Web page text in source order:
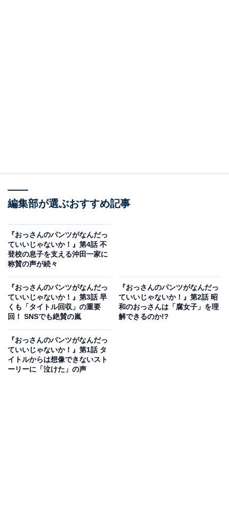
し、商品化されたことを夕食の時間に報告しようと、家
を準備して、家族の帰宅を待つ美香でしたが、萌は生理
痛で体調が優れず、誠は駅前で一杯飲んできた、と誰も
美香のメッセージと料理に気を留めません。
編集部が選ぶおすすめ記事
『おっさんのパンツがなんだっ
ていいじゃないか！』第4話 不
登校の息子を支える沖田一家に
称賛の声が続々
『おっさんのパンツがなんだっ
ていいじゃないか！』第3話 早
くも「タイトル回収」の重要
回！ SNSでも絶賛の嵐
『おっさんのパンツがなんだっ
ていいじゃないか！』第2話 昭
和のおっさんは「腐女子」を理
解できるのか!?
『おっさんのパンツがなんだっ
ていいじゃないか！』第1話 タ
イトルからは想像できないスト
ーリーに「泣けた」の声